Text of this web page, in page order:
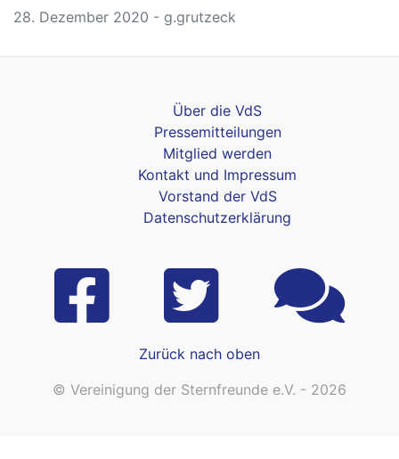
28. Dezember 2020 - g.grutzeck
Über die VdS
Pressemitteilungen
Mitglied werden
Kontakt und Impressum
Vorstand der VdS
Datenschutzerklärung
Zurück nach oben
© Vereinigung der Sternfreunde e.V. - 2026